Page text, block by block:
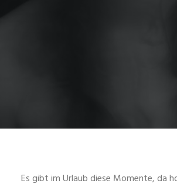
Es gibt im Urlaub diese Momente, da